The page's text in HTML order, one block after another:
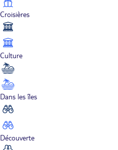
Croisières
Culture
Dans les îles
Découverte